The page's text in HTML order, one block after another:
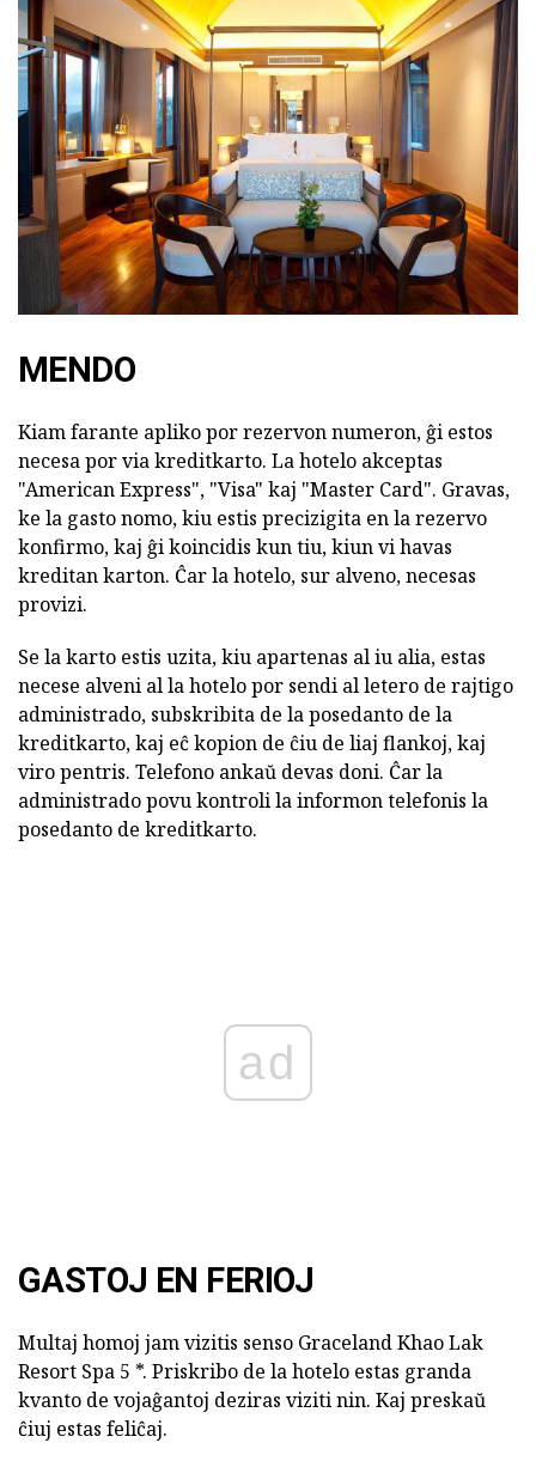
MENDO
Kiam farante apliko por rezervon numeron, ĝi estos
necesa por via kreditkarto. La hotelo akceptas
"American Express", "Visa" kaj "Master Card". Gravas,
ke la gasto nomo, kiu estis precizigita en la rezervo
konfirmo, kaj ĝi koincidis kun tiu, kiun vi havas
kreditan karton. Ĉar la hotelo, sur alveno, necesas
provizi.
Se la karto estis uzita, kiu apartenas al iu alia, estas
necese alveni al la hotelo por sendi al letero de rajtigo
administrado, subskribita de la posedanto de la
kreditkarto, kaj eĉ kopion de ĉiu de liaj flankoj, kaj
viro pentris. Telefono ankaŭ devas doni. Ĉar la
administrado povu kontroli la informon telefonis la
posedanto de kreditkarto.
ad
GASTOJ EN FERIOJ
Multaj homoj jam vizitis senso Graceland Khao Lak
Resort Spa 5 *. Priskribo de la hotelo estas granda
kvanto de vojaĝantoj deziras viziti nin. Kaj preskaŭ
ĉiuj estas feliĉaj.